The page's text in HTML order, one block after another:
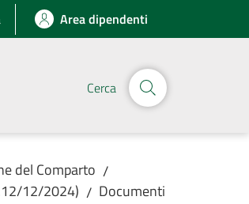
Area dipendenti
Cerca
del Comparto /
12/2024) / Documenti